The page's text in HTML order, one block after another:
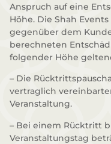
Anspruch auf eine
Höhe. Die Shah
gegenüber dem
berechneten
folgender Höhe
– Die
vertraglich
Veranstaltung.
– Bei einem Rücktritt
Veranstaltungstag